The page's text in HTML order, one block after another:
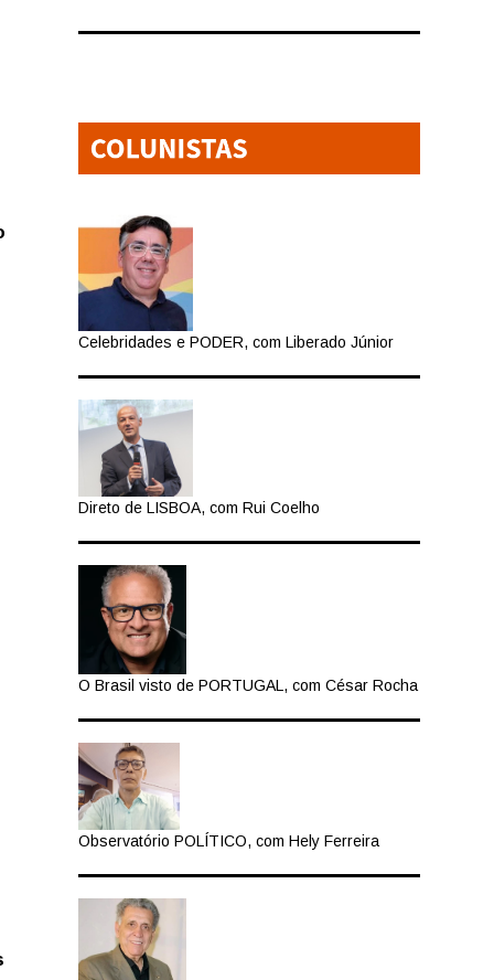
Celebridades e PODER, com Liberado Júnior
Direto de LISBOA, com Rui Coelho
O Brasil visto de PORTUGAL, com César Rocha
Observatório POLÍTICO, com Hely Ferreira